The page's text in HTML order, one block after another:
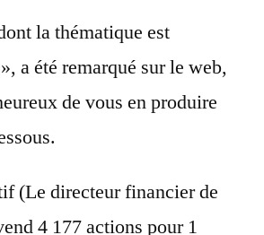
la thématique est
a été remarqué sur le web,
de vous en produire
(Le directeur financier de
4 177 actions pour 1